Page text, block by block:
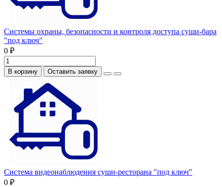
Системы охраны, безопасности и контроля доступа суши-бара
"под ключ"
0 ₽
В корзину Оставить заявку
Система видеонаблюдения суши-ресторана "под ключ"
0 ₽